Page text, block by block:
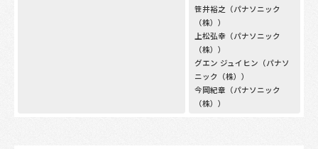
笹井裕之（パナソニック
（株））
上松弘幸（パナソニック
（株））
グエン ジュイヒン（パナソ
ニック（株））
今岡紀章（パナソニック
（株））